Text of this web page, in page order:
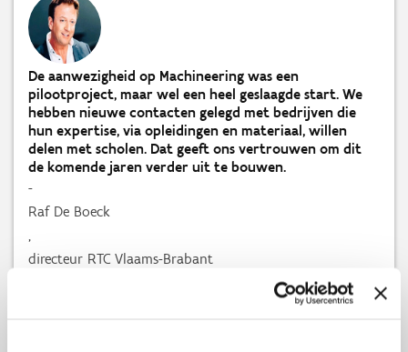
De aanwezigheid op Machineering was een
pilootproject, maar wel een heel geslaagde start. We
hebben nieuwe contacten gelegd met bedrijven die
hun expertise, via opleidingen en materiaal, willen
delen met scholen. Dat geeft ons vertrouwen om dit
de komende jaren verder uit te bouwen.
-
Raf De Boeck
directeur RTC Vlaams-Brabant